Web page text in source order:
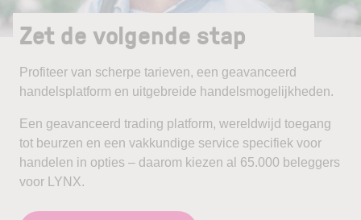
Zet de volgende stap
Profiteer van scherpe tarieven, een geavanceerd
handelsplatform en uitgebreide handelsmogelijkheden.
Een geavanceerd trading platform, wereldwijd toegang
tot beurzen en een vakkundige service specifiek voor
handelen in opties – daarom kiezen al 65.000 beleggers
voor LYNX.